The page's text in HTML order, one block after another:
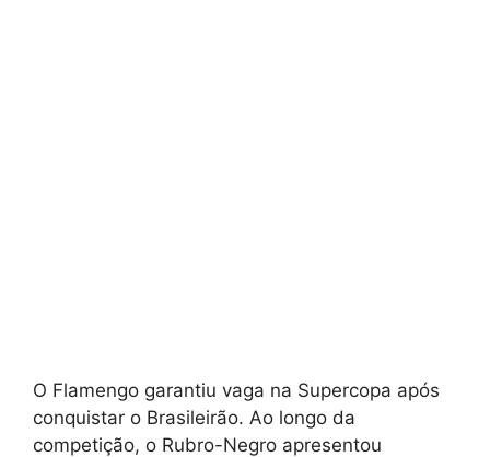
O Flamengo garantiu vaga na Supercopa após
conquistar o Brasileirão. Ao longo da
competição, o Rubro-Negro apresentou